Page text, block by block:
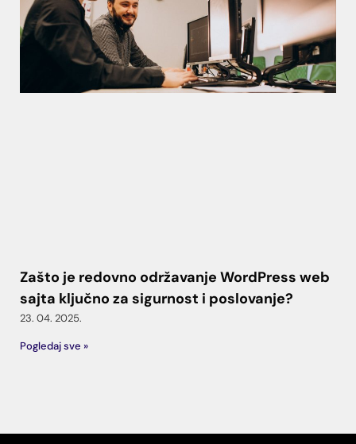
Zašto je redovno održavanje WordPress web
sajta ključno za sigurnost i poslovanje?
23. 04. 2025.
Pogledaj sve »